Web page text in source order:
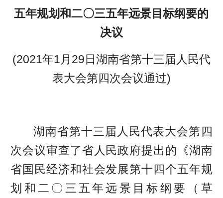
五年规划和二〇三五年远景目标纲要的
决议
(2021年1月29日湖南省第十三届人民代
表大会第四次会议通过)
湖南省第十三届人民代表大会第四
次会议审查了省人民政府提出的《湖南
省国民经济和社会发展第十四个五年规
划和二〇三五年远景目标纲要（草